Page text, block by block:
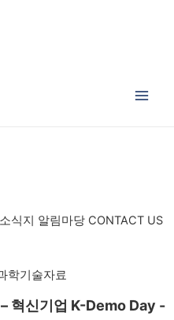
소식지 알림마당 CONTACT US
학기술자료
혁신기업 K-Demo Day -